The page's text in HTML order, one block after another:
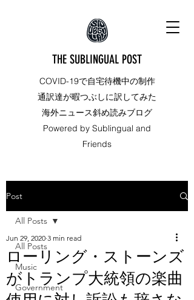
THE SUBLINGUAL POST
COVID-19で自宅待機中の制作
通訳達が暇つぶしに訳してみた
海外ニュース斜め読みブログ
Powered by Sublingual and
Friends
Post
All Posts
Music
Government
All Posts
ローリング・ストーンズ
がトランプ大統領の楽曲
Jun 29, 2020 3 min read